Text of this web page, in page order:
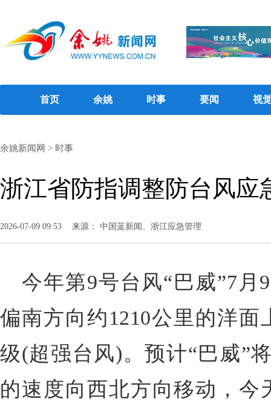
首页 余姚 时事 要闻 视
余姚新闻网 > 时事
浙江省防指调整防台风应
2026-07-09 09:53 来源： 中国蓝新闻、浙江应急管理
今年第9号台风“巴威”7
偏南方向约1210公里的洋
级(超强台风)。预计“巴威”
的速度向西北方向移动，今